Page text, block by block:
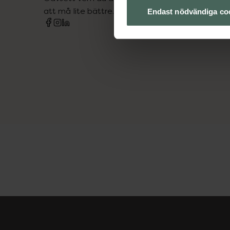
Endast nödvändiga
att må lite bättre. Välkommen att prata med